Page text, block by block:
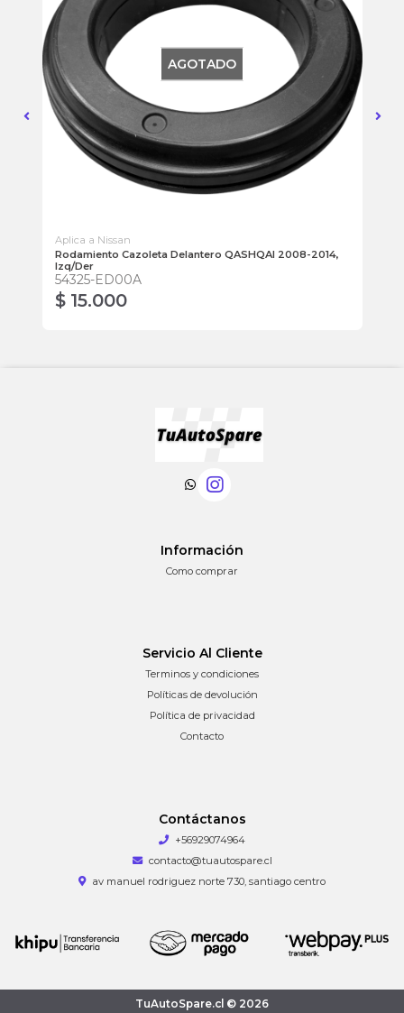
AGOTADO
Aplica a Nissan
Rodamiento Cazoleta Delantero QASHQAI 2008-2014,
Izq/Der
54325-ED00A
$ 15.000
Información
Como comprar
Servicio Al Cliente
Terminos y condiciones
Políticas de devolución
Política de privacidad
Contacto
Contáctanos
+56929074964
contacto@tuautospare.cl
av manuel rodriguez norte 730, santiago centro
TuAutoSpare.cl © 2026